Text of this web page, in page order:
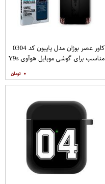
کاور عصر بوژان مدل پاپیون کد 0304
مناسب برای گوشی موبایل هوآوی Y9s
۰